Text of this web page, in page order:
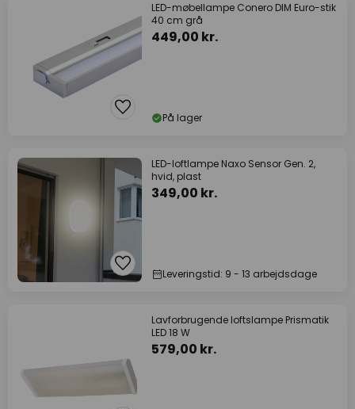
LED-møbellampe Conero DIM Euro-stik
40 cm grå
449,00 kr.
På lager
LED-loftlampe Naxo Sensor Gen. 2,
hvid, plast
349,00 kr.
Leveringstid: 9 - 13 arbejdsdage
Lavforbrugende loftslampe Prismatik
LED 18 W
579,00 kr.